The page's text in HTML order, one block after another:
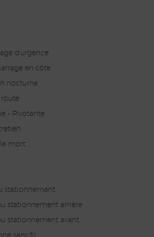
d'urgence
en côte
nocturne
route
- Pivotante
mort
stationnement
stationnement arrière
stationnement avant
sans fil